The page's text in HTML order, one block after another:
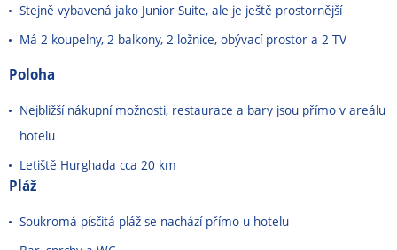
Stejně vybavená jako Junior Suite, ale je ještě prostornější
Má 2 koupelny, 2 balkony, 2 ložnice, obývací prostor a 2 TV
Poloha
Nejbližší nákupní možnosti, restaurace a bary jsou přímo v areálu
hotelu
Letiště Hurghada cca 20 km
Pláž
Soukromá písčitá pláž se nachází přímo u hotelu